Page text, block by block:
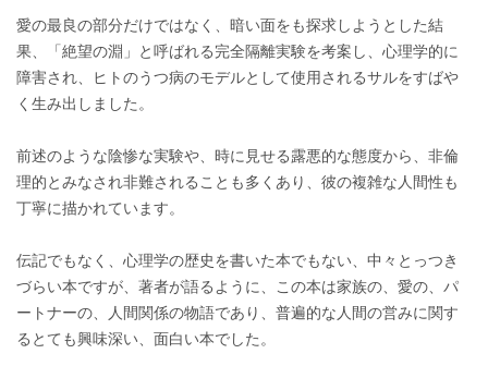
愛の最良の部分だけではなく、暗い面をも探求しようとした結
果、「絶望の淵」と呼ばれる完全隔離実験を考案し、心理学的に
障害され、ヒトのうつ病のモデルとして使用されるサルをすばや
く生み出しました。
前述のような陰惨な実験や、時に見せる露悪的な態度から、非倫
理的とみなされ非難されることも多くあり、彼の複雑な人間性も
丁寧に描かれています。
伝記でもなく、心理学の歴史を書いた本でもない、中々とっつき
づらい本ですが、著者が語るように、この本は家族の、愛の、パ
ートナーの、人間関係の物語であり、普遍的な人間の営みに関す
るとても興味深い、面白い本でした。